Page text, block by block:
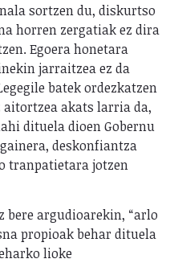
sortzen du, diskurtso
horren zergatiak ez dira
Egoera honetara
jarraitzea ez da
batek ordezkatzen
akats larria da,
dituela dioen Gobernu
deskonfiantza
tranpatietara jotzen
bere argudioarekin, “arlo
propioak behar dituela
lioke